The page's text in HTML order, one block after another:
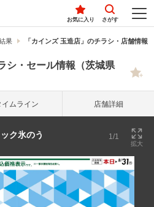
お気に入り さがす
果 「カインズ 玉造店」のチラシ・店舗情報
シ・セール情報（茨城県
イム ライン 店舗詳細
ク氷のう 1/1
拡大